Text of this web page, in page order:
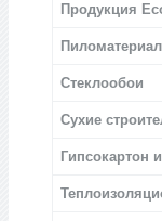
Продукция
Стеклообои
Сухие
Гипсокартон